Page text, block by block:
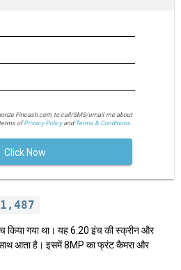
Fincash.com to call/SMS/email me about
ofPrivacy Policyand Terms & Conditions.
Click Now
किया गया था। यह 6.20 इंच की स्क्रीन और
साथ आता है। इसमें 8MP का फ्रंट कैमरा और